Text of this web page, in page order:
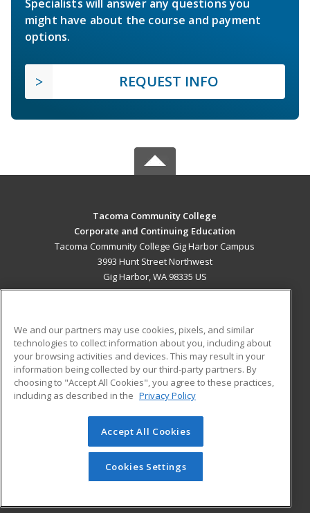
Specialists will answer any questions you
might have about the course and payment
options.
REQUEST INFO
Tacoma Community College
Corporate and Continuing Education
Tacoma Community College Gig Harbor Campus
3993 Hunt Street Northwest
Gig Harbor, WA 98335 US
ADDITIONAL RESOURCES
Military
Financial Assistance
Help
Student Blog
© 2026 ed2go, a division of Cengage Learning. All rights
reserved. The material on this site cannot be reproduced or
redistributed unless you have obtained prior written
permission from Cengage Learning.Privacy Policy
We and our partners may use cookies, pixels, and similar
technologies to collect information about you, including about
your browsing activities and devices. This may result in your
information being collected by our third-party partners. By
choosing to "Accept All Cookies", you agree to these practices,
including as described in the Privacy Policy
Accept All Cookies
Cookies Settings